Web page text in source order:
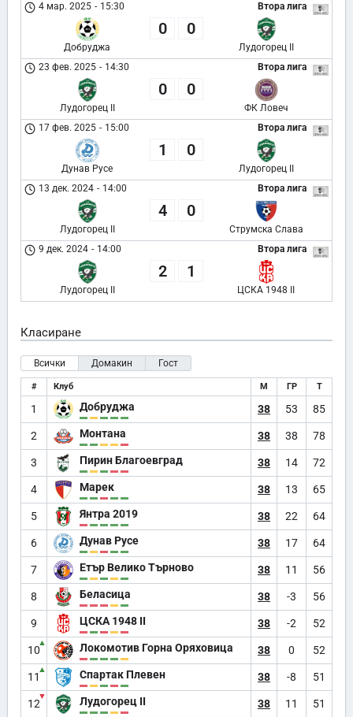
Втора лига
4 мар. 2025 - 15:30
Добруджа
0 0
Лудогорец II
Втора лига
23 фев. 2025 - 14:30
Лудогорец II
0 0
ФК Ловеч
Втора лига
17 фев. 2025 - 15:00
Дунав Русе
1 0
Лудогорец II
Втора лига
13 дек. 2024 - 14:00
Лудогорец II
4 0
Струмска Слава
Втора лига
9 дек. 2024 - 14:00
Лудогорец II
2 1
ЦСКА 1948 II
Класиране
Всички Домакин Гост
# Клуб М ГР Т
1 Добруджа 38 53 85
2 Монтана 38 38 78
3 Пирин Благоевград 38 14 72
4 Марек 38 13 65
5 Янтра 2019 38 22 64
6 Дунав Русе 38 17 64
7 Етър Велико Търново 38 11 56
8 Беласица 38 -3 56
9 ЦСКА 1948 II 38 -2 52
10
▲ Локомотив Горна Оряховица 38 0 52
11
▲ Спартак Плевен 38 -8 51
12
▼ Лудогорец II 38 11 51